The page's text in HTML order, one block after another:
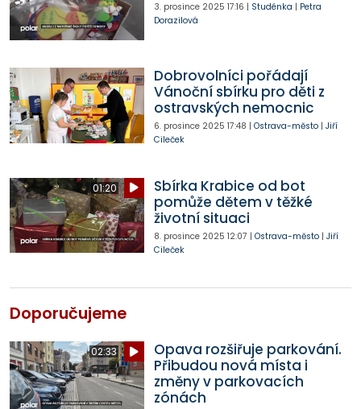
3. prosince 2025 17:16 | Studénka | Petra
Dorazilová
Dobrovolníci pořádají
Vánoční sbírku pro děti z
ostravských nemocnic
6. prosince 2025 17:48 | Ostrava-město| Jiří
Cileček
01:20
Sbírka Krabice od bot
pomůže dětem v těžké
životní situaci
8. prosince 2025 12:07 | Ostrava-město| Jiří
Cileček
Doporučujeme
02:33
Opava rozšiřuje parkování.
Přibudou nová místa i
změny v parkovacích
zónách